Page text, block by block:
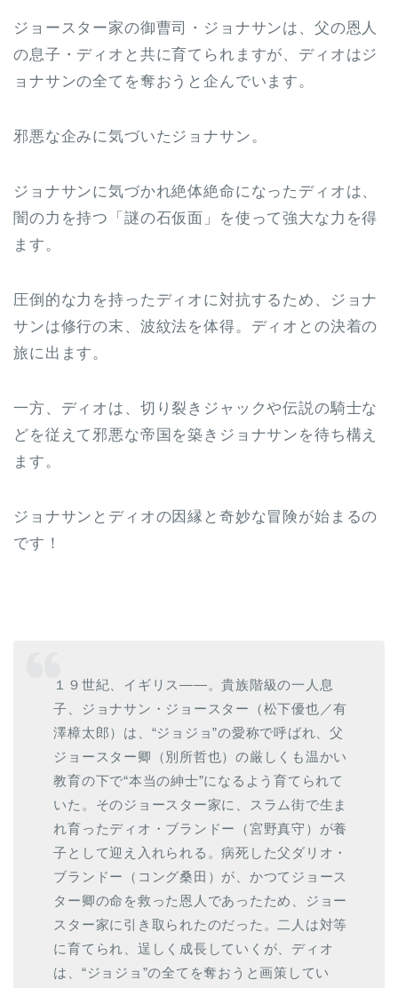
ジョースター家の御曹司・ジョナサンは、父の恩人
の息子・ディオと共に育てられますが、ディオはジ
ョナサンの全てを奪おうと企んでいます。
邪悪な企みに気づいたジョナサン。
ジョナサンに気づかれ絶体絶命になったディオは、
闇の力を持つ「謎の石仮面」を使って強大な力を得
ます。
圧倒的な力を持ったディオに対抗するため、ジョナ
サンは修行の末、波紋法を体得。ディオとの決着の
旅に出ます。
一方、ディオは、切り裂きジャックや伝説の騎士な
どを従えて邪悪な帝国を築きジョナサンを待ち構え
ます。
ジョナサンとディオの因縁と奇妙な冒険が始まるの
です！
１９世紀、イギリス――。貴族階級の一人息
子、ジョナサン・ジョースター（松下優也／有
澤樟太郎）は、“ジョジョ”の愛称で呼ばれ、父
ジョースター卿（別所哲也）の厳しくも温かい
教育の下で“本当の紳士”になるよう育てられて
いた。そのジョースター家に、スラム街で生ま
れ育ったディオ・ブランドー（宮野真守）が養
子として迎え入れられる。病死した父ダリオ・
ブランドー（コング桑田）が、かつてジョース
ター卿の命を救った恩人であったため、ジョー
スター家に引き取られたのだった。二人は対等
に育てられ、逞しく成長していくが、ディオ
は、“ジョジョ”の全てを奪おうと画策してい